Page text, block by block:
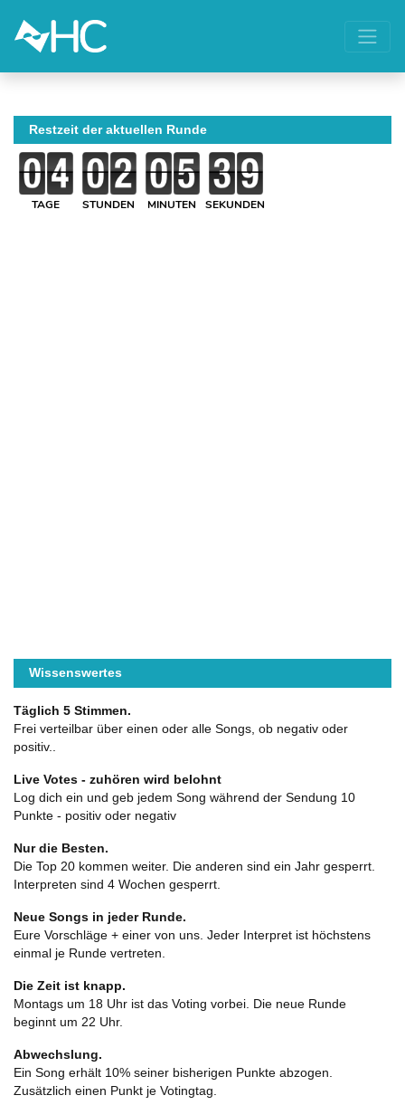
Restzeit der aktuellen Runde
TAGE STUNDEN MINUTEN SEKUNDEN
Wissenswertes
Täglich 5 Stimmen.
Frei verteilbar über einen oder alle Songs, ob negativ oder
positiv..
Live Votes - zuhören wird belohnt
Log dich ein und geb jedem Song während der Sendung 10
Punkte - positiv oder negativ
Nur die Besten.
Die Top 20 kommen weiter. Die anderen sind ein Jahr gesperrt.
Interpreten sind 4 Wochen gesperrt.
Neue Songs in jeder Runde.
Eure Vorschläge + einer von uns. Jeder Interpret ist höchstens
einmal je Runde vertreten.
Die Zeit ist knapp.
Montags um 18 Uhr ist das Voting vorbei. Die neue Runde
beginnt um 22 Uhr.
Abwechslung.
Ein Song erhält 10% seiner bisherigen Punkte abzogen.
Zusätzlich einen Punkt je Votingtag.